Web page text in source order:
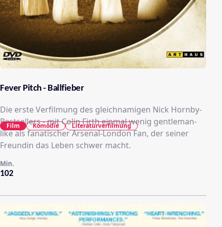
Fever Pitch - Ballfieber
Die erste Verfilmung des gleichnamigen Nick Hornby-
Bestsellers - mit Colin Firth einmal wenig gentleman-
like als fanatischer Arsenal-London Fan, der seiner
Freundin das Leben schwer macht.
102
Min.
Film Komödie Literaturverfilmung